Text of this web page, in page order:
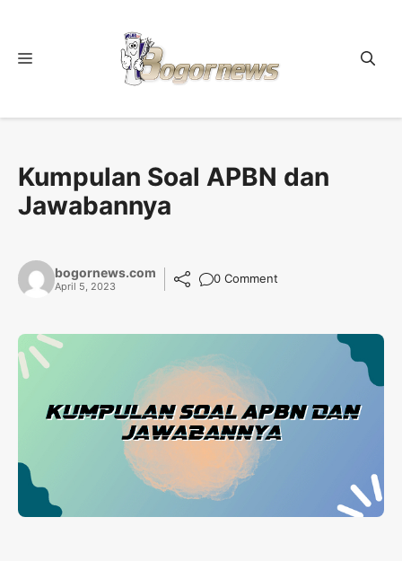
contentMenu
Kumpulan Soal APBN dan
Jawabannya
bogornews.com
April 5, 2023
0 Comment